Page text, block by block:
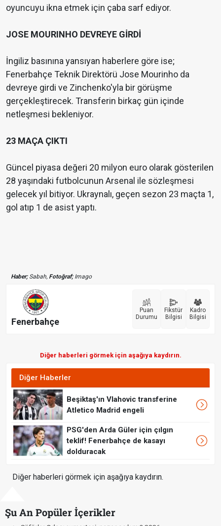
oyuncuyu ikna etmek için çaba sarf ediyor.
JOSE MOURINHO DEVREYE GİRDİ
İngiliz basınına yansıyan haberlere göre ise;
Fenerbahçe Teknik Direktörü Jose Mourinho da
devreye girdi ve Zinchenko'yla bir görüşme
gerçekleştirecek. Transferin birkaç gün içinde
netleşmesi bekleniyor.
23 MAÇA ÇIKTI
Güncel piyasa değeri 20 milyon euro olarak gösterilen
28 yaşındaki futbolcunun Arsenal ile sözleşmesi
gelecek yıl bitiyor. Ukraynalı, geçen sezon 23 maçta 1,
gol atıp 1 de asist yaptı.
Haber;Sabah, Fotoğraf;Imago
Fenerbahçe
Puan
Durumu
Fikstür
Bilgisi
Kadro
Bilgisi
Diğer haberleri görmek için aşağıya kaydırın.
Diğer Haberler
Beşiktaş'ın Vlahovic transferine
Atletico Madrid engeli
PSG'den Arda Güler için çılgın
teklif! Fenerbahçe de kasayı
dolduracak
Diğer haberleri görmek için aşağıya kaydırın.
Şu An Popüler İçerikler